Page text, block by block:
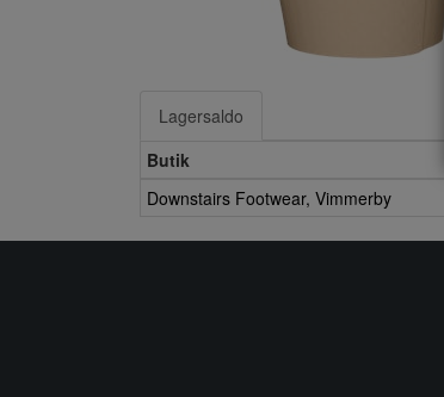
Lagersaldo
Butik
Downstairs Footwear, Vimmerby